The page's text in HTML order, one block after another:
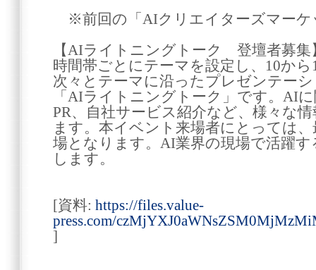
※前回の「AIクリエイターズマーケ
【AIライトニングトーク 登壇者募集
時間帯ごとにテーマを設定し、10か
次々とテーマに沿ったプレゼンテー
「AIライトニングトーク」です。AI
PR、自社サービス紹介など、様々な
ます。本イベント来場者にとっては
場となります。AI業界の現場で活躍
します。
[資料: https://files.value-
press.com/
]